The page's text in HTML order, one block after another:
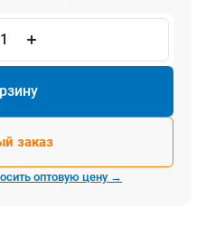
заказ
оптовую цену →